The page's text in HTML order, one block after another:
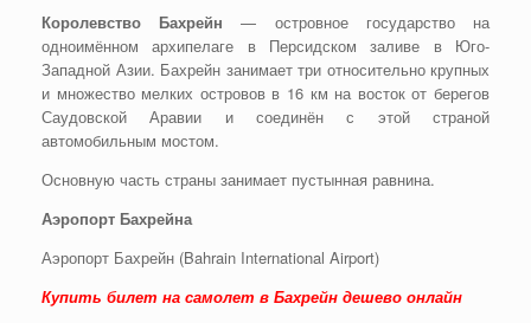
Королевство Бахрейн — островное государство на
одноимённом архипелаге в Персидском заливе в Юго-
Западной Азии. Бахрейн занимает три относительно крупных
и множество мелких островов в 16 км на восток от берегов
Саудовской Аравии и соединён с этой страной
автомобильным мостом.
Основную часть страны занимает пустынная равнина.
Аэропорт Бахрейна
Аэропорт Бахрейн (Bahrain International Airport)
Купить билет на самолет в Бахрейн дешево онлайн